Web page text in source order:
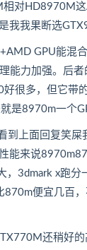
对HD8970M
我我果断选
GPU能混
能力加强。后
很多，但它带
是8970m一个
到上面回复笑屎
能来说
，3dmark x跑分
便宜几百
还稍好的